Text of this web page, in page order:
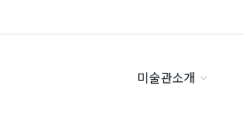
미술관소개